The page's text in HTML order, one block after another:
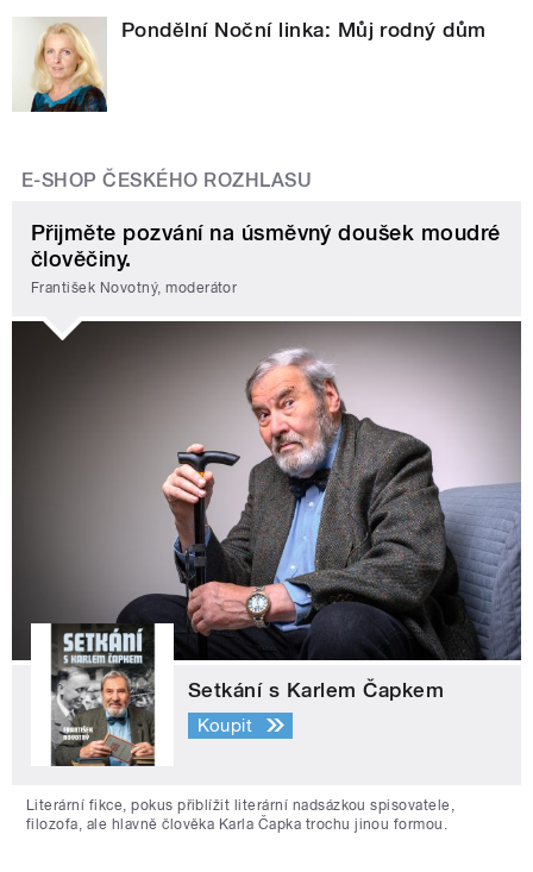
Pondělní Noční linka: Můj rodný dům
E-SHOP ČESKÉHO ROZHLASU
Přijměte pozvání na úsměvný doušek moudré
člověčiny.
František Novotný, moderátor
Setkání s Karlem Čapkem
Koupit
Literární fikce, pokus přiblížit literární nadsázkou spisovatele,
filozofa, ale hlavně člověka Karla Čapka trochu jinou formou.